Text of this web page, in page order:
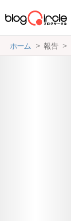
ホーム 報告